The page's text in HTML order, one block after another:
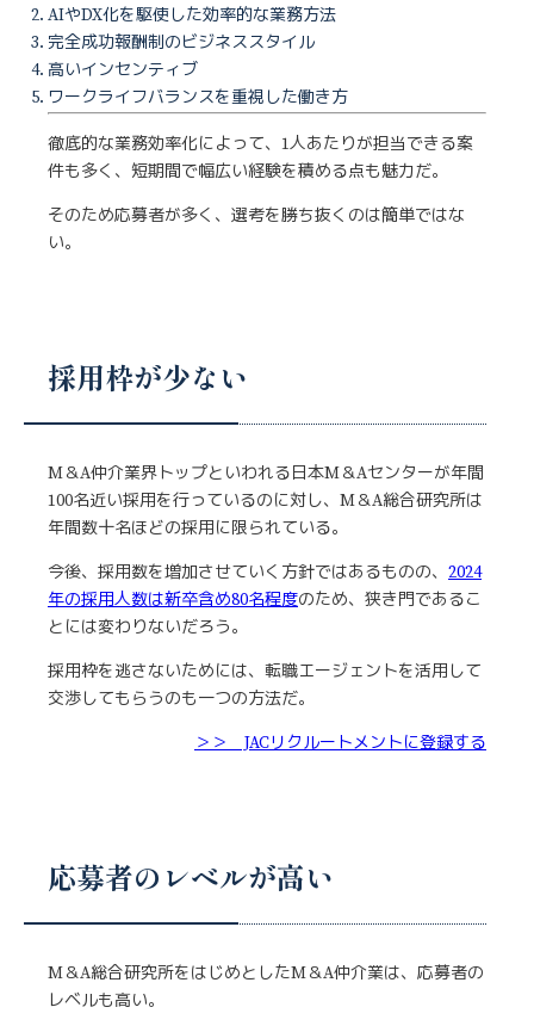
AIやDX化を駆使した効率的な業務方法
完全成功報酬制のビジネススタイル
高いインセンティブ
ワークライフバランスを重視した働き方
徹底的な業務効率化によって、1人あたりが担当できる案
件も多く、短期間で幅広い経験を積める点も魅力だ。
そのため応募者が多く、選考を勝ち抜くのは簡単ではな
い。
採用枠が少ない
M＆A仲介業界トップといわれる日本M＆Aセンターが年間
100名近い採用を行っているのに対し、M＆A総合研究所は
年間数十名ほどの採用に限られている。
今後、採用数を増加させていく方針ではあるものの、 2024
年の採用人数は新卒含め80名程度のため、狭き門であるこ
とには変わりないだろう。
採用枠を逃さないためには、転職エージェントを活用して
交渉してもらうのも一つの方法だ。
＞＞ JACリクルートメントに登録する
応募者のレベルが高い
M＆A総合研究所をはじめとしたM＆A仲介業は、応募者の
レベルも高い。